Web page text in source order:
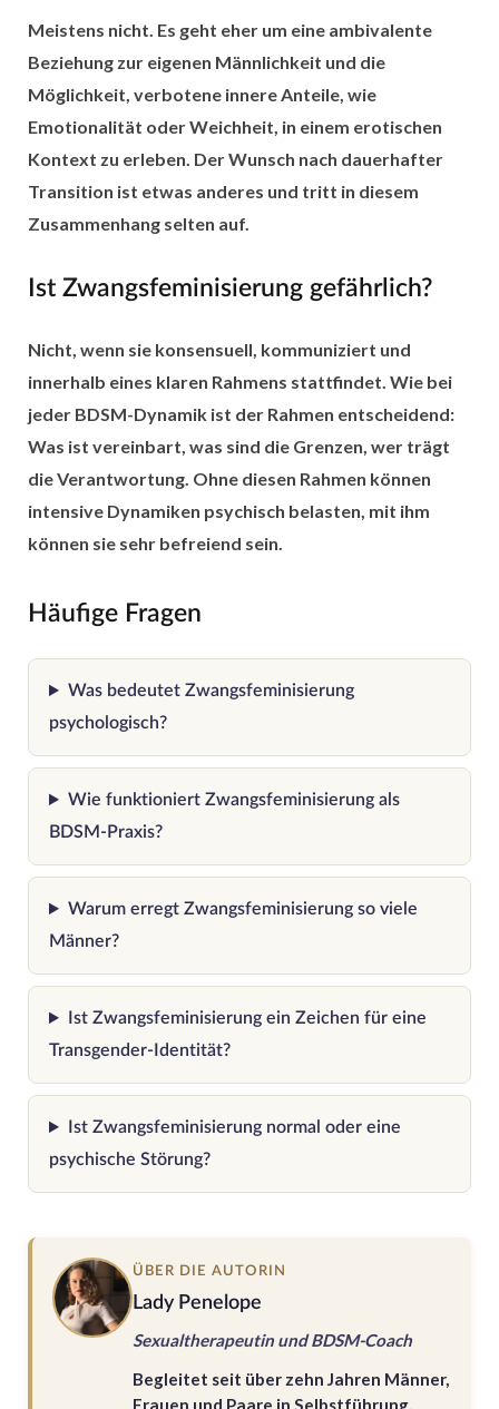
Meistens nicht. Es geht eher um eine ambivalente
Beziehung zur eigenen Männlichkeit und die
Möglichkeit, verbotene innere Anteile, wie
Emotionalität oder Weichheit, in einem erotischen
Kontext zu erleben. Der Wunsch nach dauerhafter
Transition ist etwas anderes und tritt in diesem
Zusammenhang selten auf.
Ist Zwangsfeminisierung gefährlich?
Nicht, wenn sie konsensuell, kommuniziert und
innerhalb eines klaren Rahmens stattfindet. Wie bei
jeder BDSM-Dynamik ist der Rahmen entscheidend:
Was ist vereinbart, was sind die Grenzen, wer trägt
die Verantwortung. Ohne diesen Rahmen können
intensive Dynamiken psychisch belasten, mit ihm
können sie sehr befreiend sein.
Häufige Fragen
Was bedeutet Zwangsfeminisierung
psychologisch?
Wie funktioniert Zwangsfeminisierung als
BDSM-Praxis?
Warum erregt Zwangsfeminisierung so viele
Männer?
Ist Zwangsfeminisierung ein Zeichen für eine
Transgender-Identität?
Ist Zwangsfeminisierung normal oder eine
psychische Störung?
ÜBER DIE AUTORIN
Lady Penelope
Sexualtherapeutin und BDSM-Coach
Begleitet seit über zehn Jahren Männer,
Frauen und Paare in Selbstführung,